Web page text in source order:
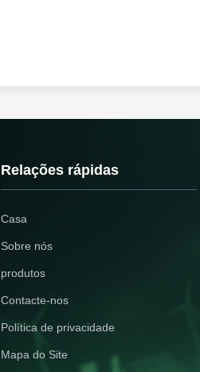
Relações rápidas
Casa
Sobre nós
produtos
Contacte-nos
Política de privacidade
Mapa do Site